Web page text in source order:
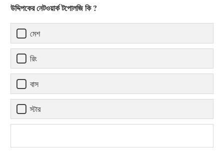
উদ্দিপকের নেটওয়ার্ক টপোলজি কি ?
মেশ
রিং
বাস
স্টার